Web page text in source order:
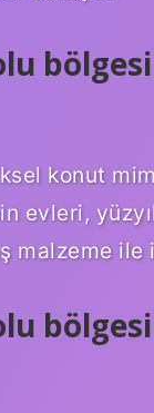
konut
evleri,
malzeme